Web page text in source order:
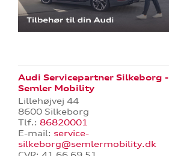
Audi Servicepartner Silkeborg -
Semler Mobility
Lillehøjvej 44
8600 Silkeborg
Tlf.: 86820001
E-mail: service-
silkeborg@semlermobility.dk